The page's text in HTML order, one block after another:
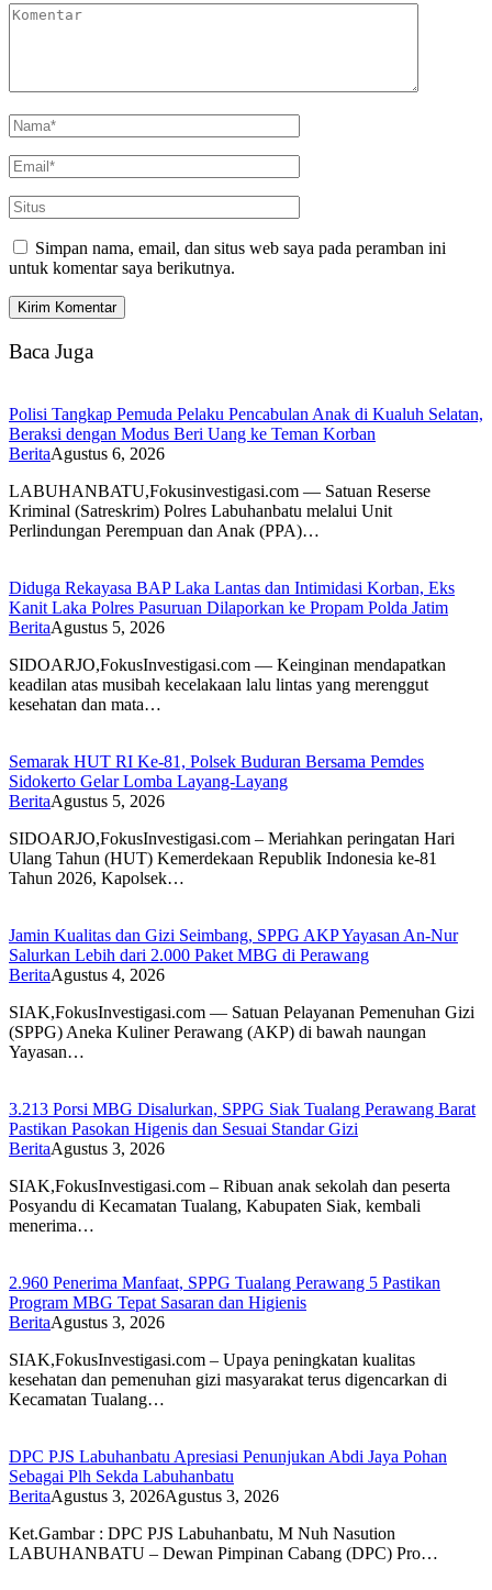
Simpan nama, email, dan situs web saya pada peramban ini
untuk komentar saya berikutnya.
Baca Juga
Polisi Tangkap Pemuda Pelaku Pencabulan Anak di Kualuh Selatan,
Beraksi dengan Modus Beri Uang ke Teman Korban
BeritaAgustus 6, 2026
LABUHANBATU,Fokusinvestigasi.com — Satuan Reserse
Kriminal (Satreskrim) Polres Labuhanbatu melalui Unit
Perlindungan Perempuan dan Anak (PPA)…
Diduga Rekayasa BAP Laka Lantas dan Intimidasi Korban, Eks
Kanit Laka Polres Pasuruan Dilaporkan ke Propam Polda Jatim
BeritaAgustus 5, 2026
SIDOARJO,FokusInvestigasi.com — Keinginan mendapatkan
keadilan atas musibah kecelakaan lalu lintas yang merenggut
kesehatan dan mata…
Semarak HUT RI Ke-81, Polsek Buduran Bersama Pemdes
Sidokerto Gelar Lomba Layang-Layang
BeritaAgustus 5, 2026
SIDOARJO,FokusInvestigasi.com – Meriahkan peringatan Hari
Ulang Tahun (HUT) Kemerdekaan Republik Indonesia ke-81
Tahun 2026, Kapolsek…
Jamin Kualitas dan Gizi Seimbang, SPPG AKP Yayasan An-Nur
Salurkan Lebih dari 2.000 Paket MBG di Perawang
BeritaAgustus 4, 2026
SIAK,FokusInvestigasi.com — Satuan Pelayanan Pemenuhan Gizi
(SPPG) Aneka Kuliner Perawang (AKP) di bawah naungan
Yayasan…
3.213 Porsi MBG Disalurkan, SPPG Siak Tualang Perawang Barat
Pastikan Pasokan Higenis dan Sesuai Standar Gizi
BeritaAgustus 3, 2026
SIAK,FokusInvestigasi.com – Ribuan anak sekolah dan peserta
Posyandu di Kecamatan Tualang, Kabupaten Siak, kembali
menerima…
2.960 Penerima Manfaat, SPPG Tualang Perawang 5 Pastikan
Program MBG Tepat Sasaran dan Higienis
BeritaAgustus 3, 2026
SIAK,FokusInvestigasi.com – Upaya peningkatan kualitas
kesehatan dan pemenuhan gizi masyarakat terus digencarkan di
Kecamatan Tualang…
DPC PJS Labuhanbatu Apresiasi Penunjukan Abdi Jaya Pohan
Sebagai Plh Sekda Labuhanbatu
BeritaAgustus 3, 2026Agustus 3, 2026
Ket.Gambar : DPC PJS Labuhanbatu, M Nuh Nasution
LABUHANBATU – Dewan Pimpinan Cabang (DPC) Pro…